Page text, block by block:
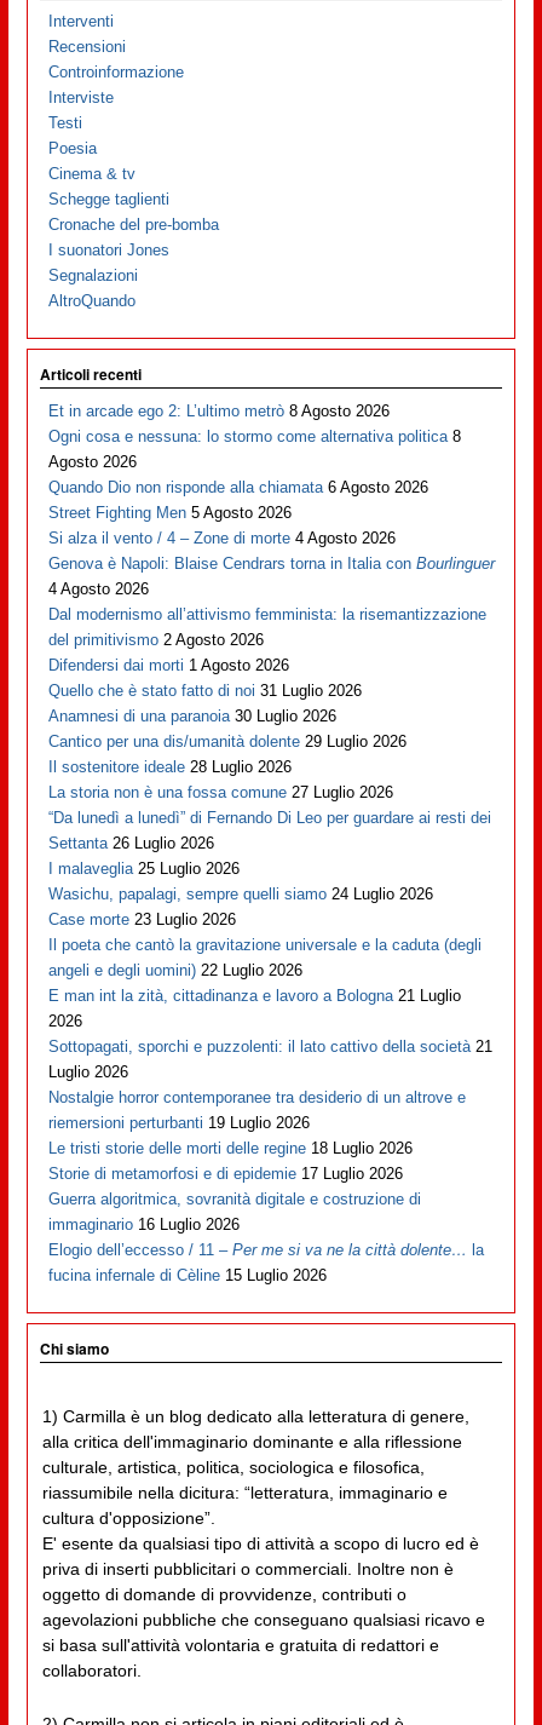
Interventi
Recensioni
Controinformazione
Interviste
Testi
Poesia
Cinema & tv
Schegge taglienti
Cronache del pre-bomba
I suonatori Jones
Segnalazioni
AltroQuando
Articoli recenti
Et in arcade ego 2: L’ultimo metrò 8 Agosto 2026
Ogni cosa e nessuna: lo stormo come alternativa politica 8
Agosto 2026
Quando Dio non risponde alla chiamata 6 Agosto 2026
Street Fighting Men 5 Agosto 2026
Si alza il vento / 4 – Zone di morte 4 Agosto 2026
Genova è Napoli: Blaise Cendrars torna in Italia conBourlinguer
4 Agosto 2026
Dal modernismo all’attivismo femminista: la risemantizzazione
del primitivismo 2 Agosto 2026
Difendersi dai morti 1 Agosto 2026
Quello che è stato fatto di noi 31 Luglio 2026
Anamnesi di una paranoia 30 Luglio 2026
Cantico per una dis/umanità dolente 29 Luglio 2026
Il sostenitore ideale 28 Luglio 2026
La storia non è una fossa comune 27 Luglio 2026
“Da lunedì a lunedì” di Fernando Di Leo per guardare ai resti dei
Settanta 26 Luglio 2026
I malaveglia 25 Luglio 2026
Wasichu, papalagi, sempre quelli siamo 24 Luglio 2026
Case morte 23 Luglio 2026
Il poeta che cantò la gravitazione universale e la caduta (degli
angeli e degli uomini) 22 Luglio 2026
E man int la zità, cittadinanza e lavoro a Bologna 21 Luglio
2026
Sottopagati, sporchi e puzzolenti: il lato cattivo della società 21
Luglio 2026
Nostalgie horror contemporanee tra desiderio di un altrove e
riemersioni perturbanti 19 Luglio 2026
Le tristi storie delle morti delle regine 18 Luglio 2026
Storie di metamorfosi e di epidemie 17 Luglio 2026
Guerra algoritmica, sovranità digitale e costruzione di
immaginario 16 Luglio 2026
Elogio dell’eccesso / 11 –Per me si va ne la città dolente… la
fucina infernale di Cèline 15 Luglio 2026
Chi siamo
1) Carmilla è un blog dedicato alla letteratura di genere,
alla critica dell'immaginario dominante e alla riflessione
culturale, artistica, politica, sociologica e filosofica,
riassumibile nella dicitura: “letteratura, immaginario e
cultura d'opposizione”.
E' esente da qualsiasi tipo di attività a scopo di lucro ed è
priva di inserti pubblicitari o commerciali. Inoltre non è
oggetto di domande di provvidenze, contributi o
agevolazioni pubbliche che conseguano qualsiasi ricavo e
si basa sull'attività volontaria e gratuita di redattori e
collaboratori.